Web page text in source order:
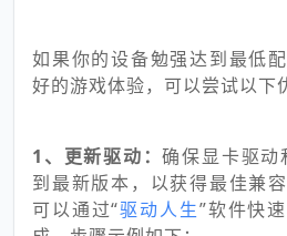
如果你的设备勉强达到最低
好的游戏体验，可以尝试以下
1、更新驱动：确保显卡驱
到最新版本，以获得最佳兼
可以通过“驱动人生”软件快